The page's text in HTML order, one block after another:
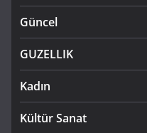
Güncel
GUZELLIK
Kadın
Kültür Sanat